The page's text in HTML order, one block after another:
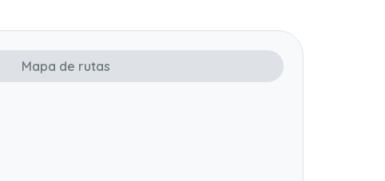
Mapa de rutas